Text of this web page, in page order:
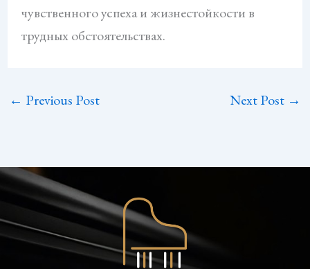
чувственного успеха и жизнестойкости в
трудных обстоятельствах.
← Previous Post Next Post →